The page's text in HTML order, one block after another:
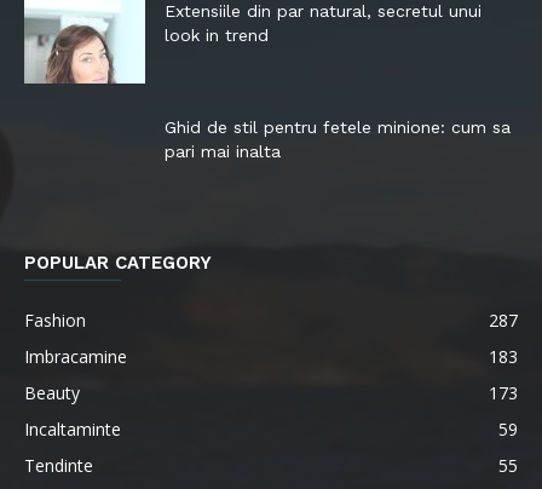
Extensiile din par natural, secretul unui
look in trend
Ghid de stil pentru fetele minione: cum sa
pari mai inalta
POPULAR CATEGORY
Fashion
287
Imbracamine
183
Beauty
173
Incaltaminte
59
Tendinte
55